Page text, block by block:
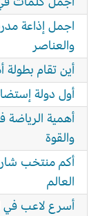
والعناصر
أين تقام بطولة أمم
أول دولة
أهمية الرياضة
والقوة
أكم منتخب
العالم
أسرع لاعب في